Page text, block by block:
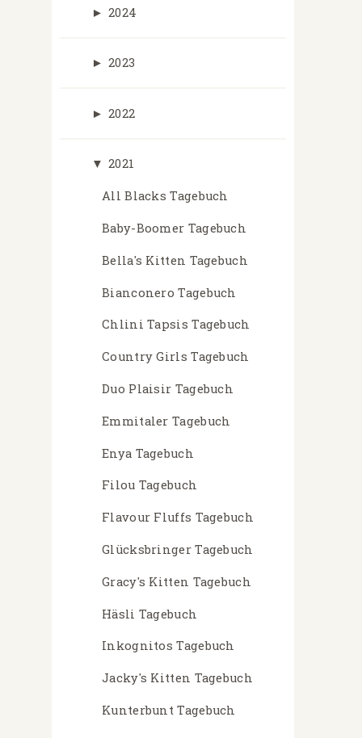
► 2024
► 2023
► 2022
▼ 2021
All Blacks Tagebuch
Baby-Boomer Tagebuch
Bella's Kitten Tagebuch
Bianconero Tagebuch
Chlini Tapsis Tagebuch
Country Girls Tagebuch
Duo Plaisir Tagebuch
Emmitaler Tagebuch
Enya Tagebuch
Filou Tagebuch
Flavour Fluffs Tagebuch
Glücksbringer Tagebuch
Gracy's Kitten Tagebuch
Häsli Tagebuch
Inkognitos Tagebuch
Jacky's Kitten Tagebuch
Kunterbunt Tagebuch